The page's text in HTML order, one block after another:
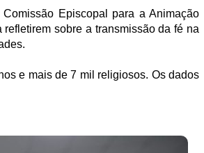
Episcopal para a Animação
sobre a transmissão da fé na
e mais de 7 mil religiosos. Os dados